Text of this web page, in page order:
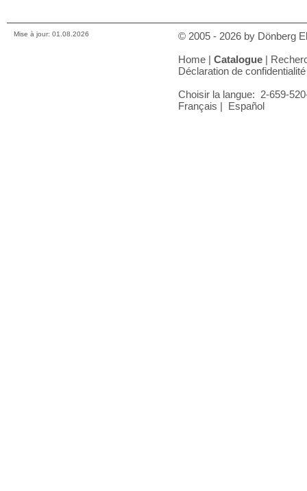
Mise à jour: 01.08.2026
© 2005 - 2026 by Dönberg
Home | Catalogue |
Déclaration de confidentialité
Choisir la langue: 2-659-
Français | Español